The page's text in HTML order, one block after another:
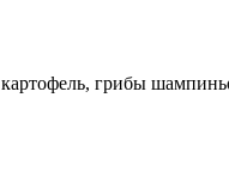
картофель, грибы